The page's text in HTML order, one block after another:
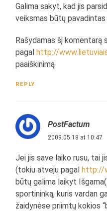
Galima sakyt, kad jis
veiksmas būtų pavadintas
Rašydamas šį komentarą
pagalhttp://
paaiškinimą
REPLY
PostFactum
2009.05.18 at 10:47
Jei jis save laiko rusu, tai
(tokiu atveju pagalhttp://
būtų galima laikyt
sportininką, kuris vardan
žaidynėse priimtų kokios